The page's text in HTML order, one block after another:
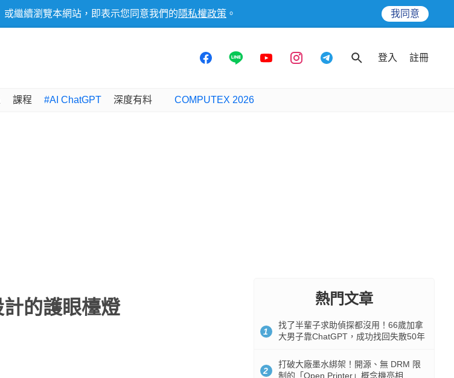
繼續瀏覽本網站，即表示您同意我們的 隱私權政策 。 我同意
登入 註冊
課程 #AI ChatGPT 深度有料 COMPUTEX 2026
的護眼檯燈 熱門文章
1
找了半輩子求助偵探都沒用！66歲加拿
大男子靠ChatGPT，成功找回失散50年
2
打破大廠墨水綁架！開源、無 DRM 限
制的「Open Printer」概念機亮相